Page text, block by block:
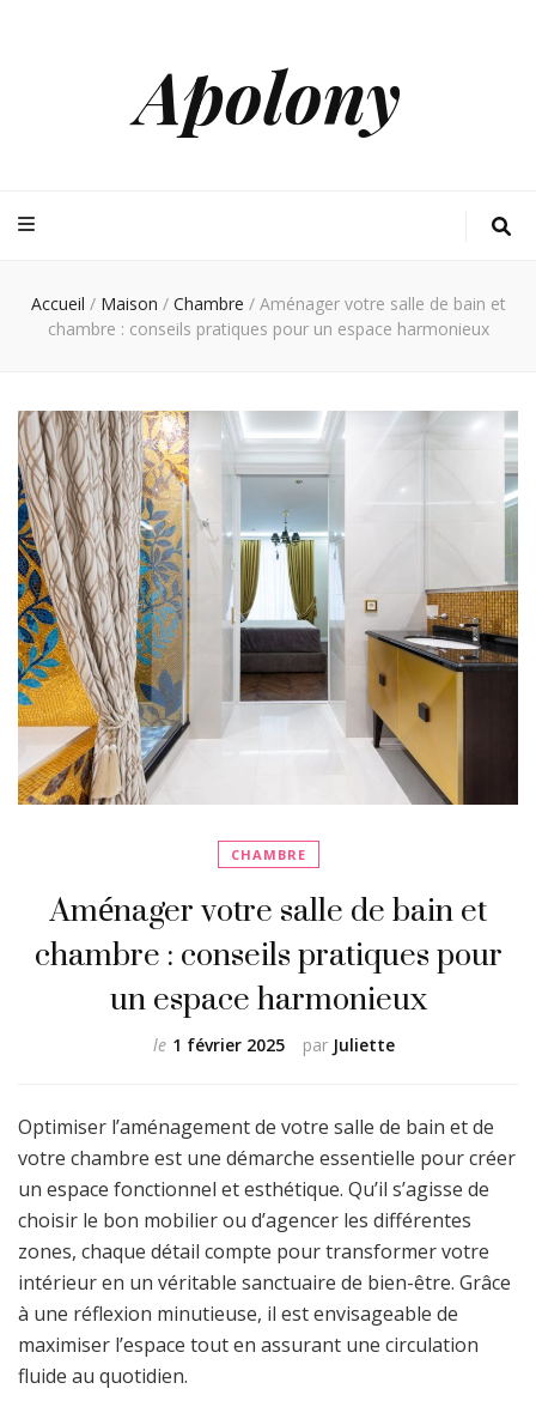
Apolony
Accueil / Maison / Chambre / Aménager votre salle de bain et
chambre : conseils pratiques pour un espace harmonieux
CHAMBRE
Aménager votre salle de bain et
chambre : conseils pratiques pour
un espace harmonieux
par Juliette
le 1 février 2025
Optimiser l’aménagement de votre salle de bain et de
votre chambre est une démarche essentielle pour créer
un espace fonctionnel et esthétique. Qu’il s’agisse de
choisir le bon mobilier ou d’agencer les différentes
zones, chaque détail compte pour transformer votre
intérieur en un véritable sanctuaire de bien-être. Grâce
à une réflexion minutieuse, il est envisageable de
maximiser l’espace tout en assurant une circulation
fluide au quotidien.